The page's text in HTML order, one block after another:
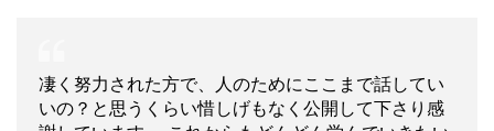
凄く努力された方で、人のためにここまで話してい
いの？と思うくらい惜しげもなく公開して下さり感